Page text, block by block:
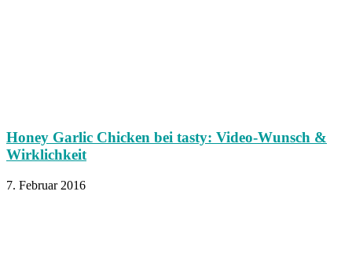
Honey Garlic Chicken bei tasty: Video-Wunsch &
Wirklichkeit
7. Februar 2016